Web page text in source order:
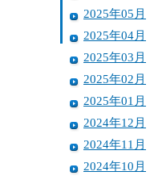
2025年05月
2025年04月
2025年03月
2025年02月
2025年01月
2024年12月
2024年11月
2024年10月